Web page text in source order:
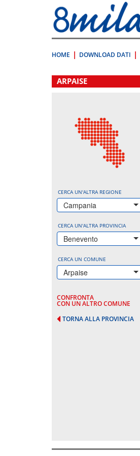
direttamente
a:
Contenuto
HOME DOWNLOAD DATI
.
ARPAISE
CERCA UN'ALTRA REGIONE
Campania
CERCA UN'ALTRA PROVINCIA
Benevento
CERCA UN COMUNE
Arpaise
CONFRONTA
CON UN ALTRO COMUNE
TORNA ALLA PROVINCIA